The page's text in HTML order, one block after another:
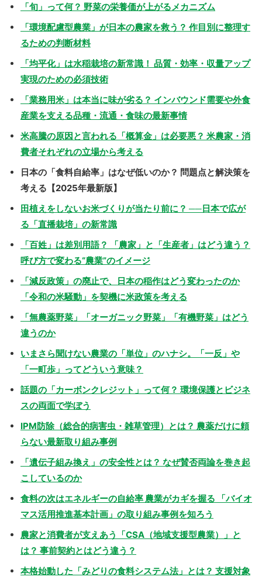
「旬」って何？ 野菜の栄養価が上がるメカニズム
「環境配慮型農業」が日本の農家を救う？ 作目別に整理す
るための判断材料
「均平化」は水稲栽培の新常識！ 品質・効率・収量アップ
実現のための必須技術
「業務用米」は本当に味が劣る？ インバウンド需要や外食
産業を支える品種・流通・食味の最新事情
米高騰の原因と言われる「概算金」は必要悪？ 米農家・消
費者それぞれの立場から考える
日本の「食料自給率」はなぜ低いのか？ 問題点と解決策を
考える【2025年最新版】
田植えをしないお米づくりが当たり前に？ ──日本で広が
る「直播栽培」の新常識
「百姓」は差別用語？ 「農家」と「生産者」はどう違う？
呼び方で変わる“農業”のイメージ
「減反政策」の廃止で、日本の稲作はどう変わったのか
「令和の米騒動」を契機に米政策を考える
「無農薬野菜」「オーガニック野菜」「有機野菜」はどう
違うのか
いまさら聞けない農業の「単位」のハナシ。「一反」や
「一町歩」ってどういう意味？
話題の「カーボンクレジット」って何？ 環境保護とビジネ
スの両面で学ぼう
IPM防除（総合的病害虫・雑草管理）とは？ 農薬だけに頼
らない最新取り組み事例
「遺伝子組み換え」の安全性とは？ なぜ賛否両論を巻き起
こしているのか
食料の次はエネルギーの自給率 農業がカギを握る 「バイオ
マス活用推進基本計画」の取り組み事例を知ろう
農家と消費者が支えあう「CSA（地域支援型農業）」と
は？ 事前契約とはどう違う？
本格始動した「みどりの食料システム法」とは？ 支援対象